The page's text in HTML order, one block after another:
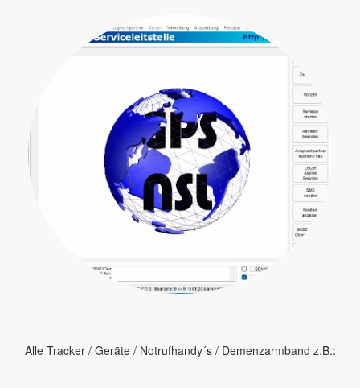
Alle Tracker / Geräte / Notrufhandy´s / Demenzarmband z.B.: